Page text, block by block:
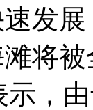
发
滩
，